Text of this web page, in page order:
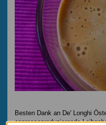
Besten Dank an De' Longhi
espressoproduzierende